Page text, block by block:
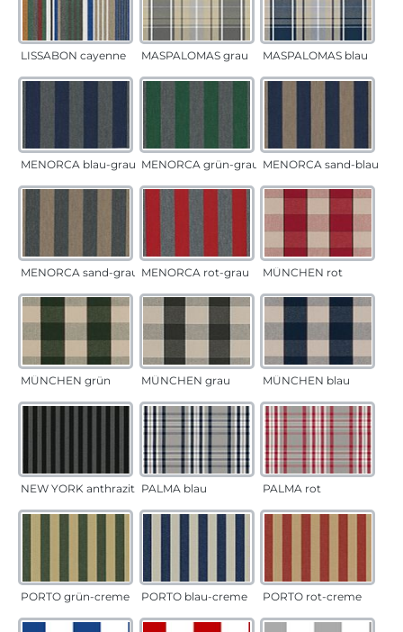
LISSABON cayenne MASPALOMAS grau MASPALOMAS blau
MENORCA blau-grau MENORCA grün-grau MENORCA sand-blau
MENORCA sand-grau MENORCA rot-grau MÜNCHEN rot
MÜNCHEN grün MÜNCHEN grau MÜNCHEN blau
NEW YORK anthrazit PALMA blau PALMA rot
PORTO grün-creme PORTO blau-creme PORTO rot-creme